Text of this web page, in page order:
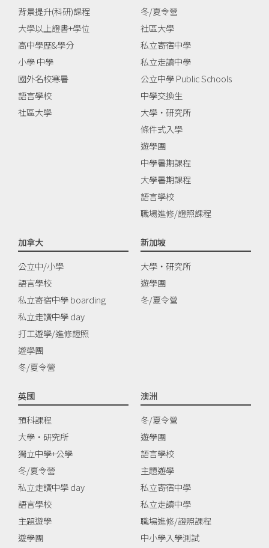
背景提升(科研)課程
大學以上證書+學位
高中學歷&學分
小學 中學
國外名校寒暑
語言學校
社區大學
冬/夏令營
社區大學
私立寄宿中學
私立走讀中學
公立中學 Public Schools
中學交換生
大學‧研究所
條件式入學
遊學團
中學暑期課程
大學暑期課程
語言學校
職場進修/證照課程
加拿大
公立中/小學
語言學校
私立寄宿中學 boarding
私立走讀中學 day
打工遊學/進修證照
遊學團
冬/夏令營
新加坡
大學‧研究所
遊學團
冬/夏令營
英國
預科課程
大學‧研究所
獨立中學+公學
冬/夏令營
私立走讀中學 day
語言學校
主題遊學
遊學團
澳洲
冬/夏令營
遊學團
語言學校
主題遊學
私立寄宿中學
私立走讀中學
職場進修/證照課程
中小學入學測試